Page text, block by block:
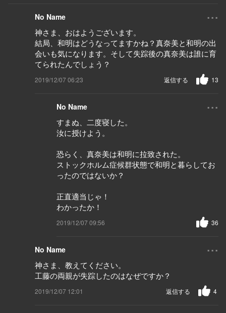
No Name ...
神さま、おはようございます。
結局、和明はどうなってますかね？真奈美と和明の出
会いも気になります。そして失踪後の真奈美は誰に育
てられたんでしょう？
2019/12/07 06:23 13
返信する
No Name ...
すまぬ、二度寝した。
汝に授けよう。
恐らく、真奈美は和明に拉致された。
ストックホルム症候群状態で和明と暮らしてお
ったのではないか？
正直適当じゃ！
わかったか！
2019/12/07 09:56 36
No Name ...
神さま、教えてください。
工藤の両親が失踪したのはなぜですか？
2019/12/07 12:01 4
返信する